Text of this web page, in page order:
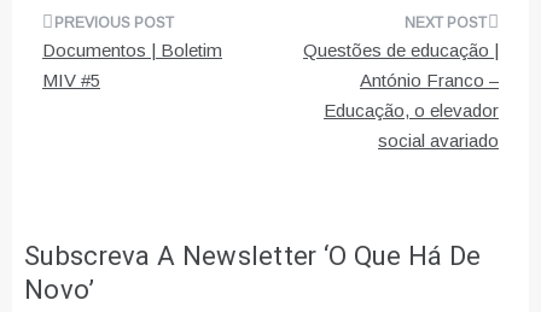
Navegação
de
Documentos | Boletim
MIV #5
Questões de educação |
António Franco –
Educação, o elevador
social avariado
Subscreva A Newsletter ‘O Que Há De
Novo’